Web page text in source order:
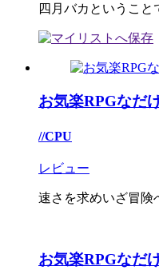
四月バカというこ
お気楽RPGなだ
//CPU
レビュー
速さを求めいざ冒険
お気楽RPGなだ